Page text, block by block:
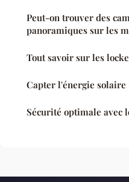
Peut-on trouver des
panoramiques sur les
Tout savoir sur les
Capter l'énergie
Sécurité optimale avec